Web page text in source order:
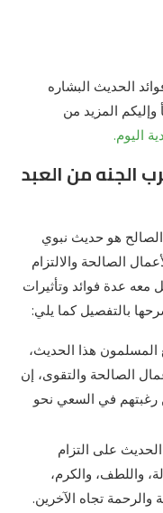
الحديث البشاره
المزيد من
اليوم.
الجنه من العبد
هو حديث نبوي
الصالحة والالتزام
معه عدة فوائد وتأثيرات
بالتفصيل كما يلي:
المسلمون هذا الحديث،
الصالحة والتقوى، إن
رغبتهم في السعي نحو
على التزام
واللطف، والكرم،
والرحمة تجاه الآخرين.